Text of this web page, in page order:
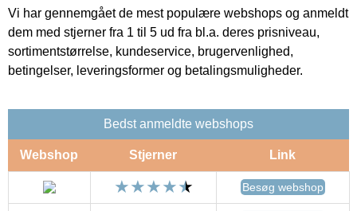
Vi har gennemgået de mest populære webshops og anmeldt
dem med stjerner fra 1 til 5 ud fra bl.a. deres prisniveau,
sortimentstørrelse, kundeservice, brugervenlighed,
betingelser, leveringsformer og betalingsmuligheder.
Bedst anmeldte webshops
Webshop Stjerner Link
Besøg webshop